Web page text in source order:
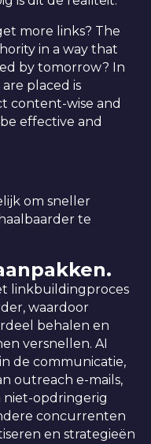
more links? The
in a way that
by tomorrow? In
placed is
content-wise and
effective and
om sneller
te
linkbuildingproces
waardoor
behalen en
versnellen. AI
de communicatie,
outreach e-mails,
niet-opdringerig
concurrenten
en strategieën